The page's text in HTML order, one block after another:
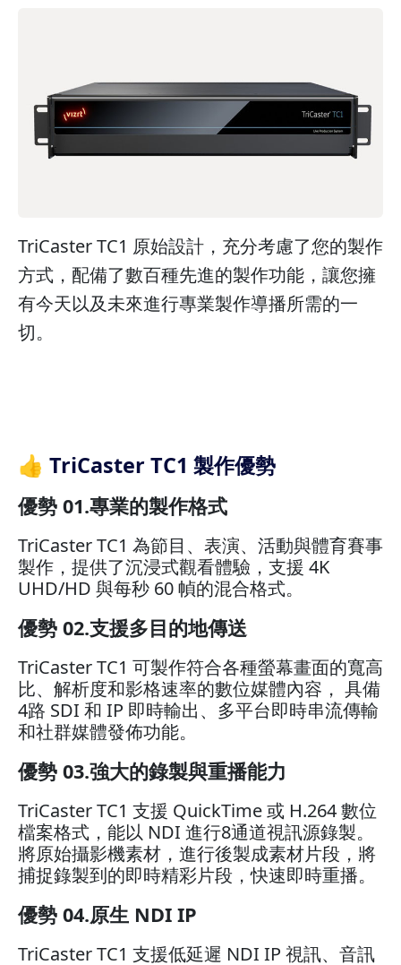
TriCaster TC1 原始設計，充分考慮了您的製作
方式，配備了數百種先進的製作功能，讓您擁
有今天以及未來進行專業製作導播所需的一
切。
👍 TriCaster TC1 製作優勢
優勢 01.專業的製作格式
TriCaster TC1 為節目、表演、活動與體育賽事
製作，提供了沉浸式觀看體驗，支援 4K
UHD/HD 與每秒 60 幀的混合格式。
優勢 02.支援多目的地傳送
TriCaster TC1 可製作符合各種螢幕畫面的寬高
比、解析度和影格速率的數位媒體內容， 具備
4路 SDI 和 IP 即時輸出、多平台即時串流傳輸
和社群媒體發佈功能。
優勢 03.強大的錄製與重播能力
TriCaster TC1 支援 QuickTime 或 H.264 數位
檔案格式，能以 NDI 進行8通道視訊源錄製。
將原始攝影機素材，進行後製成素材片段，將
捕捉錄製到的即時精彩片段，快速即時重播。
優勢 04.原生 NDI IP
TriCaster TC1 支援低延遲 NDI IP 視訊、音訊